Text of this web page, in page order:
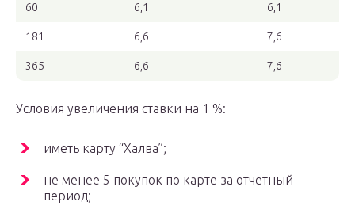
60 6,1 6,1
181 6,6 7,6
365 6,6 7,6
Условия увеличения ставки на 1 %:
иметь карту “Халва”;
не менее 5 покупок по карте за отчетный
период;